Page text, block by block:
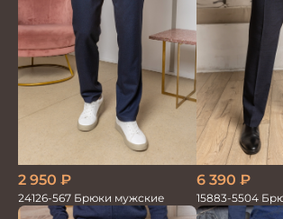
2 950 ₽
24126-567 Брюки мужские
6 390 ₽
15883-5504